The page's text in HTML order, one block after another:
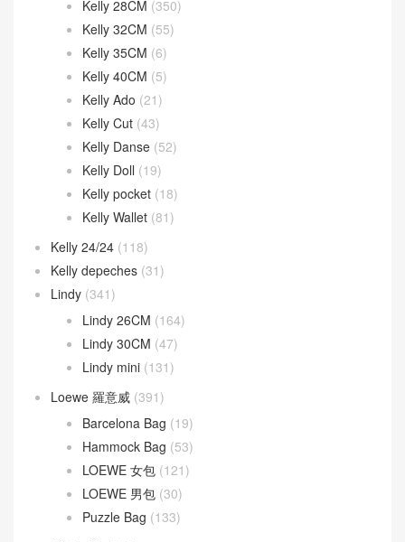
Kelly 28CM (350)
Kelly 32CM (55)
Kelly 35CM (6)
Kelly 40CM (5)
Kelly Ado (21)
Kelly Cut (43)
Kelly Danse (52)
Kelly Doll (19)
Kelly pocket (18)
Kelly Wallet (81)
Kelly 24/24 (118)
Kelly depeches (31)
Lindy (341)
Lindy 26CM (164)
Lindy 30CM (47)
Lindy mini (131)
Loewe 羅意威 (391)
Barcelona Bag (19)
Hammock Bag (53)
LOEWE 女包 (121)
LOEWE 男包 (30)
Puzzle Bag (133)